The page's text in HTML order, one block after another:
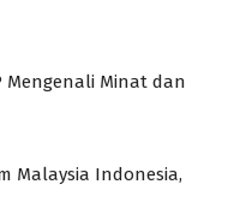
Mengenali Minat dan
Malaysia Indonesia,